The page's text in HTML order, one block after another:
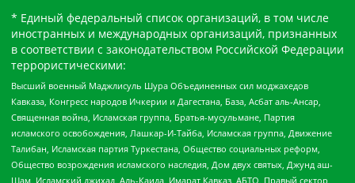
* Единый федеральный список организаций, в том числе
иностранных и международных организаций, признанных
в соответствии с законодательством Российской Федерации
террористическими:
Высший военный Маджлисуль Шура Объединенных сил моджахедов
Кавказа, Конгресс народов Ичкерии и Дагестана, База, Асбат аль-Ансар,
Священная война, Исламская группа, Братья-мусульмане, Партия
исламского освобождения, Лашкар-И-Тайба, Исламская группа, Движение
Талибан, Исламская партия Туркестана, Общество социальных реформ,
Общество возрождения исламского наследия, Дом двух святых, Джунд аш-
Шам, Исламский джихад, Аль-Каида, Имарат Кавказ, АБТО, Правый сектор,